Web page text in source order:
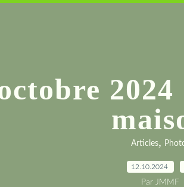
Articles,
12.10.2024
Par JMMF